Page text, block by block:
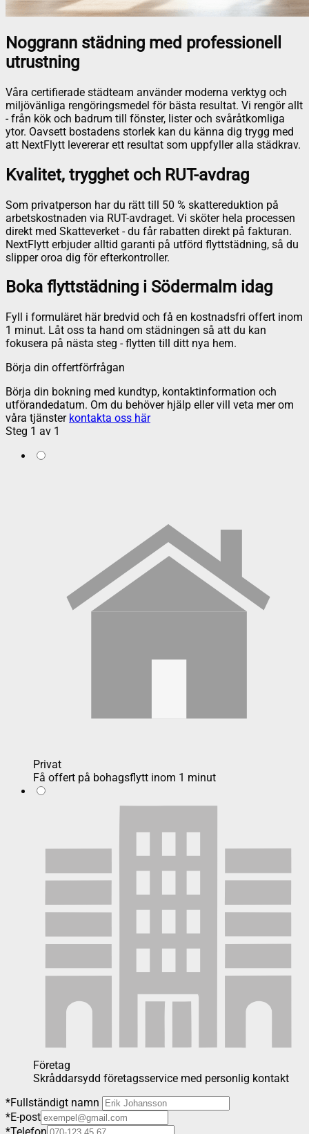
Noggrann städning med professionell
utrustning
Våra certifierade städteam använder moderna verktyg och
miljövänliga rengöringsmedel för bästa resultat. Vi rengör allt
- från kök och badrum till fönster, lister och svåråtkomliga
ytor. Oavsett bostadens storlek kan du känna dig trygg med
att NextFlytt levererar ett resultat som uppfyller alla städkrav.
Kvalitet, trygghet och RUT-avdrag
Som privatperson har du rätt till 50 % skattereduktion på
arbetskostnaden via RUT-avdraget. Vi sköter hela processen
direkt med Skatteverket - du får rabatten direkt på fakturan.
NextFlytt erbjuder alltid garanti på utförd flyttstädning, så du
slipper oroa dig för efterkontroller.
Boka flyttstädning i Södermalm idag
Fyll i formuläret här bredvid och få en kostnadsfri offert inom
1 minut. Låt oss ta hand om städningen så att du kan
fokusera på nästa steg - flytten till ditt nya hem.
Börja din offertförfrågan
Börja din bokning med kundtyp, kontaktinformation och
utförandedatum. Om du behöver hjälp eller vill veta mer om
våra tjänster kontakta oss här
Steg 1 av 1
Privat
Få offert på bohagsflytt inom 1 minut
Företag
Skråddarsydd företagsservice med personlig kontakt
*Fullständigt namn
*E-post